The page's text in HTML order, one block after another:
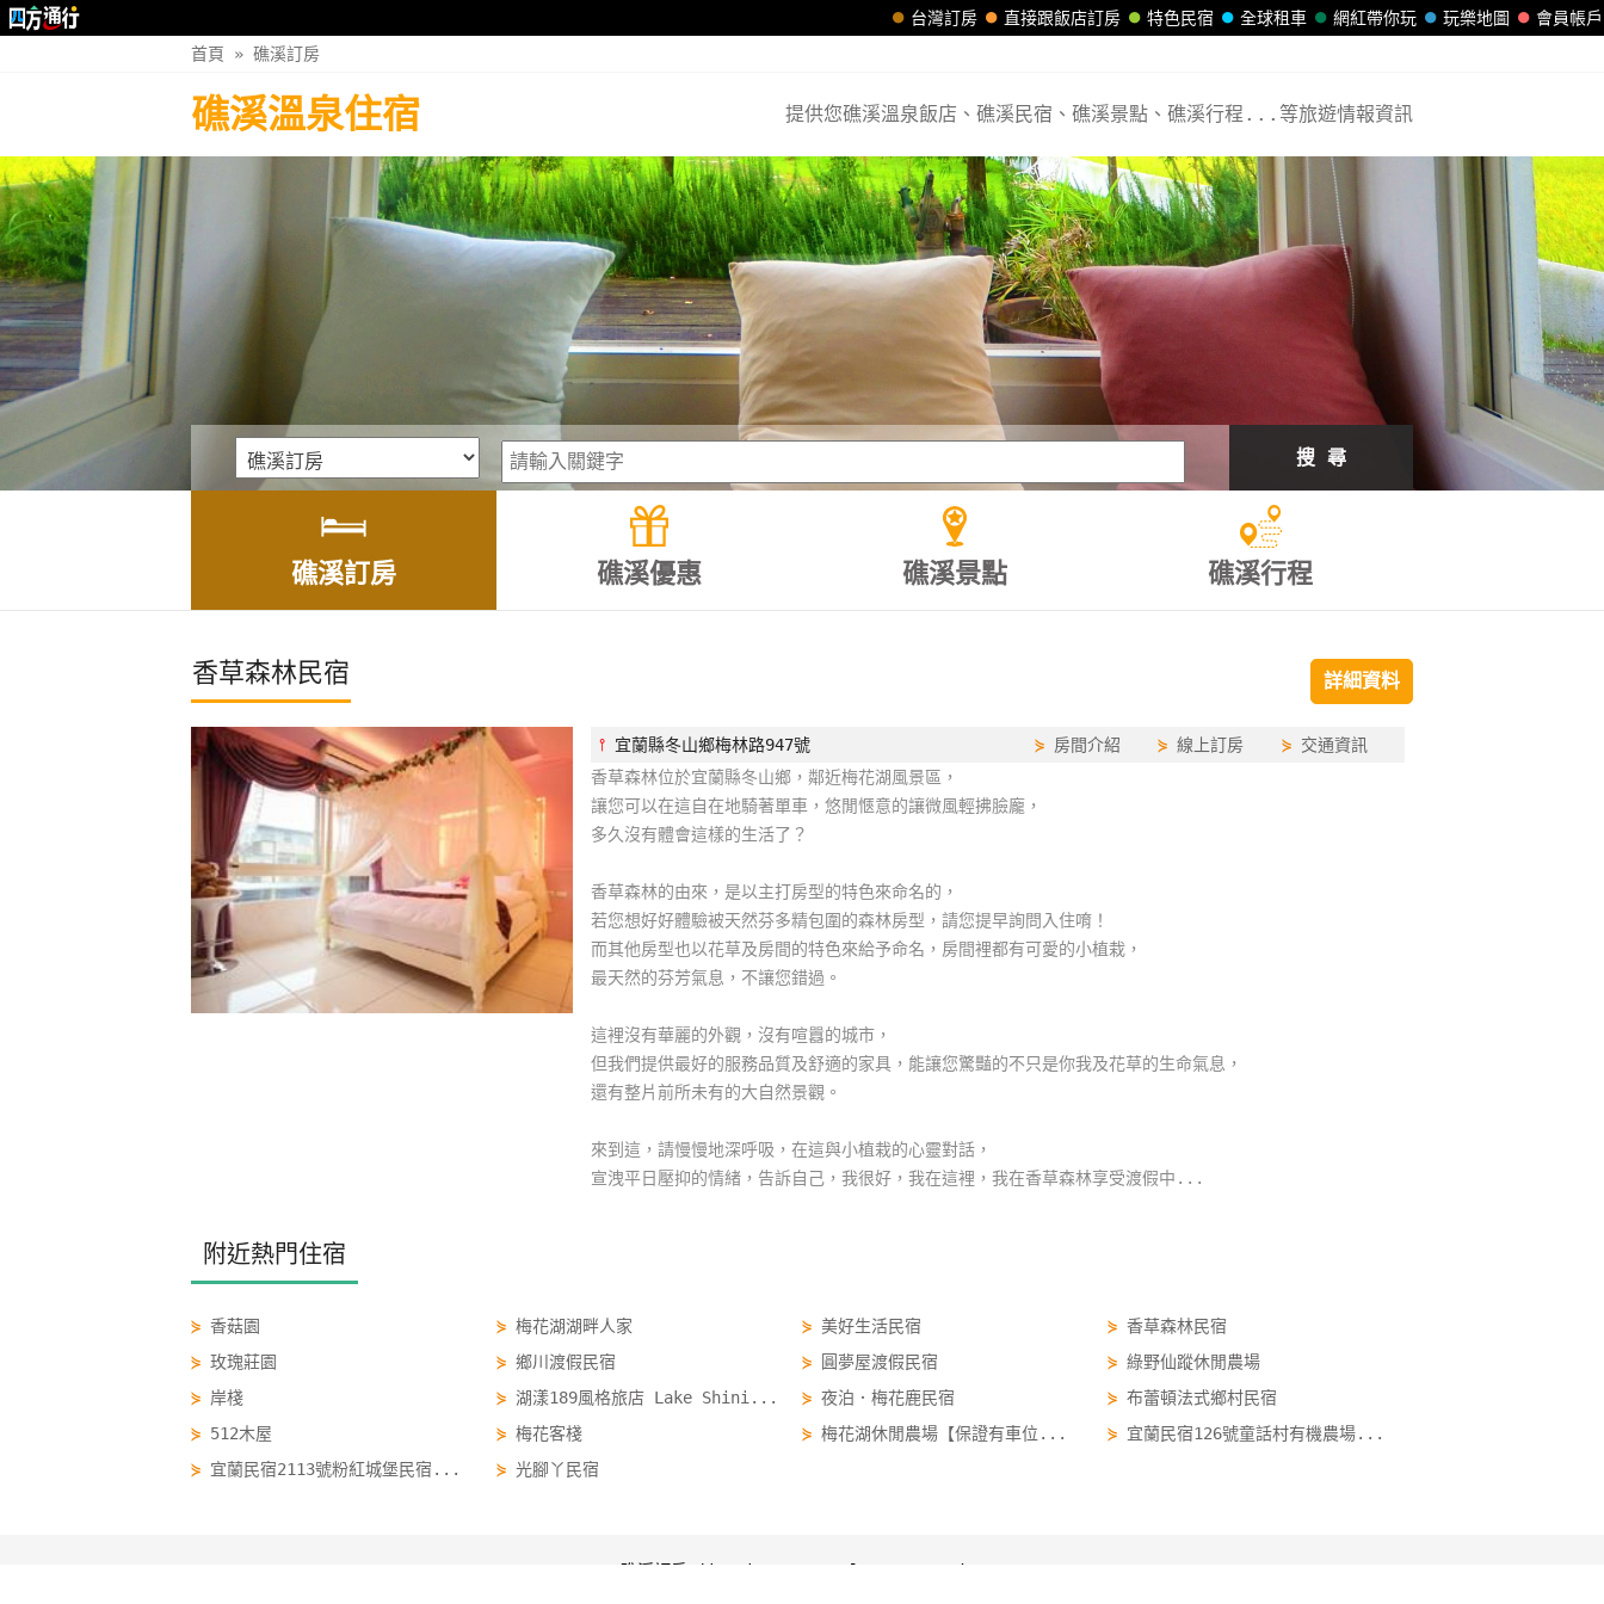
會員帳戶
玩樂地圖
網紅帶你玩
全球租車
特色民宿
直接跟飯店訂房
台灣訂房
首頁 » 礁溪訂房
礁溪溫泉住宿 提供您礁溪溫泉飯店、礁溪民宿、礁溪景點、礁溪行程...等旅遊情報資訊
搜 尋
礁溪訂房 礁溪優惠 礁溪景點 礁溪行程
香草森林民宿 詳細資料
⫯ 宜蘭縣冬山鄉梅林路947號 ⋟ 房間介紹 ⋟線上訂房 ⋟ 交通資訊
香草森林位於宜蘭縣冬山鄉，鄰近梅花湖風景區，
讓您可以在這自在地騎著單車，悠閒愜意的讓微風輕拂臉龐，
多久沒有體會這樣的生活了？
香草森林的由來，是以主打房型的特色來命名的，
若您想好好體驗被天然芬多精包圍的森林房型，請您提早詢問入住唷！
而其他房型也以花草及房間的特色來給予命名，房間裡都有可愛的小植栽，
最天然的芬芳氣息，不讓您錯過。
這裡沒有華麗的外觀，沒有喧囂的城市，
但我們提供最好的服務品質及舒適的家具，能讓您驚豔的不只是你我及花草的生命氣息，
還有整片前所未有的大自然景觀。
來到這，請慢慢地深呼吸，在這與小植栽的心靈對話，
宣洩平日壓抑的情緒，告訴自己，我很好，我在這裡，我在香草森林享受渡假中...
附近熱門住宿
⋟ 香菇園 ⋟ 梅花湖湖畔人家 ⋟ 美好生活民宿 ⋟ 香草森林民宿
⋟ 玫瑰莊園 ⋟ 鄉川渡假民宿 ⋟ 圓夢屋渡假民宿 ⋟ 綠野仙蹤休閒農場
⋟ 岸棧 ⋟ 湖漾189風格旅店 Lake Shini... ⋟ 夜泊．梅花鹿民宿 ⋟ 布蕾頓法式鄉村民宿
⋟ 512木屋 ⋟ 梅花客棧 ⋟ 梅花湖休閒農場【保證有車位... ⋟ 宜蘭民宿126號童話村有機農場...
⋟ 宜蘭民宿2113號粉紅城堡民宿... ⋟ 光腳丫民宿
礁溪訂房 jiaoxi.easytravel.com.tw/order